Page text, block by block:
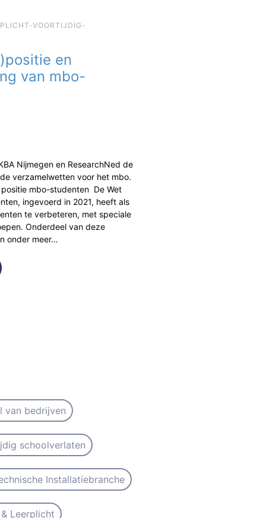
VOORTIJDIG-
en
van mbo-
Nijmegen en ResearchNed de
verzamelwetten voor het mbo.
mbo-studenten De Wet
ingevoerd in 2021, heeft als
te verbeteren, met speciale
Onderdeel van deze
onder meer…
van bedrijven
schoolverlaten
Installatiebranche
Leerplicht